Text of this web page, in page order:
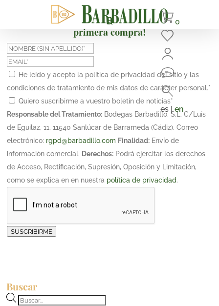
¡Suscríbete y obtén un 10% de descuento en tu
primera compra!
He leído y acepto la política de privacidad del sitio y las
condiciones de tratamiento de mis datos de carácter personal.*
Quiero suscribirme a vuestro boletín de noticias*
Responsable del Tratamiento: Bodegas Barbadillo, S.L. C/Luis
de Eguilaz, 11, 11540 Sanlúcar de Barrameda (Cádiz). Correo
electrónico: rgpd@barbadillo.com Finalidad: Envío de
información comercial. Derechos: Podrá ejercitar los derechos
de Acceso, Rectificación, Supresión, Oposición y Limitación,
como se explica en en nuestra política de privacidad.
SUSCRIBIRME
0
es |en
Buscar
Búsqueda